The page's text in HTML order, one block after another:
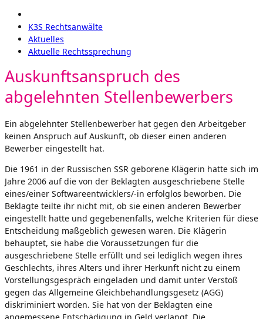
K3S Rechtsanwälte
Aktuelles
Aktuelle Rechtssprechung
Auskunftsanspruch des
abgelehnten Stellenbewerbers
Ein abgelehnter Stellenbewerber hat gegen den Arbeitgeber
keinen Anspruch auf Auskunft, ob dieser einen anderen
Bewerber eingestellt hat.
Die 1961 in der Russischen SSR geborene Klägerin hatte sich im
Jahre 2006 auf die von der Beklagten ausgeschriebene Stelle
eines/einer Softwareentwicklers/-in erfolglos beworben. Die
Beklagte teilte ihr nicht mit, ob sie einen anderen Bewerber
eingestellt hatte und gegebenenfalls, welche Kriterien für diese
Entscheidung maßgeblich gewesen waren. Die Klägerin
behauptet, sie habe die Voraussetzungen für die
ausgeschriebene Stelle erfüllt und sei lediglich wegen ihres
Geschlechts, ihres Alters und ihrer Herkunft nicht zu einem
Vorstellungsgespräch eingeladen und damit unter Verstoß
gegen das Allgemeine Gleichbehandlungsgesetz (AGG)
diskriminiert worden. Sie hat von der Beklagten eine